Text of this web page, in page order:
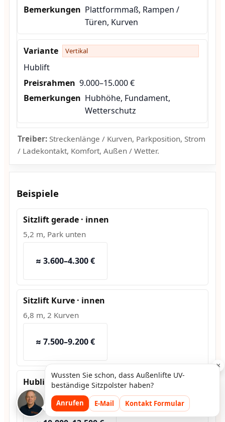
Plattformmaß, Rampen /
Türen, Kurven
Vertikal
Hublift
9.000–15.000 €
Hubhöhe, Fundament,
Wetterschutz
Treiber:Streckenlänge / Kurven, Parkposition, Strom
/ Ladekontakt, Komfort, Außen / Wetter.
Beispiele
Sitzlift gerade · innen
5,2 m, Park unten
≈ 3.600–4.300 €
Sitzlift Kurve · innen
6,8 m, 2 Kurven
≈ 7.500–9.200 €
Hublift · außen
1,2 m Hub, Fundament
×
Wussten Sie schon, dass Außenlifte UV-
beständige Sitzpolster haben?
Anrufen E-Mail Kontakt Formular